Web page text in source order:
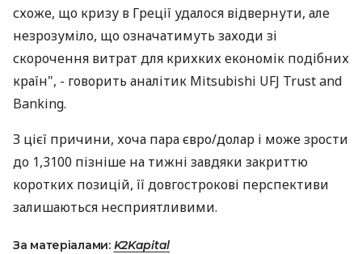
схоже, що кризу в Греції удалося відвернути, але
незрозуміло, що означатимуть заходи зі
скорочення витрат для крихких економік подібних
країн", - говорить аналітик Mitsubishi UFJ Trust and
Banking.
З цієї причини, хоча пара євро/долар і може зрости
до 1,3100 пізніше на тижні завдяки закриттю
коротких позицій, її довгострокові перспективи
залишаються несприятливими.
За матеріалами: K2Kapital